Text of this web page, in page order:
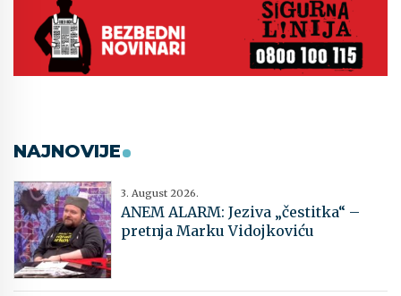
NAJNOVIJE
3. August 2026.
ANEM ALARM: Jeziva „čestitka“ –
pretnja Marku Vidojkoviću